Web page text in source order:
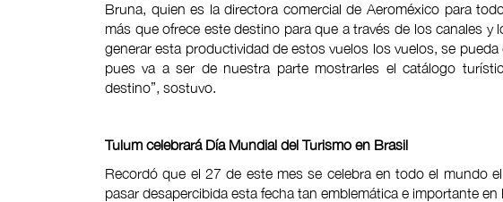
Bruna, quien es la directora comercial de Aeroméxico para
más que ofrece este destino para que a través de los canales
generar esta productividad de estos vuelos los vuelos, se
pues va a ser de nuestra parte mostrarles el catálogo
destino”, sostuvo.
Tulum celebrará Día Mundial del Turismo en Brasil
Recordó que el 27 de este mes se celebra en todo el mundo
pasar desapercibida esta fecha tan emblemática e importante